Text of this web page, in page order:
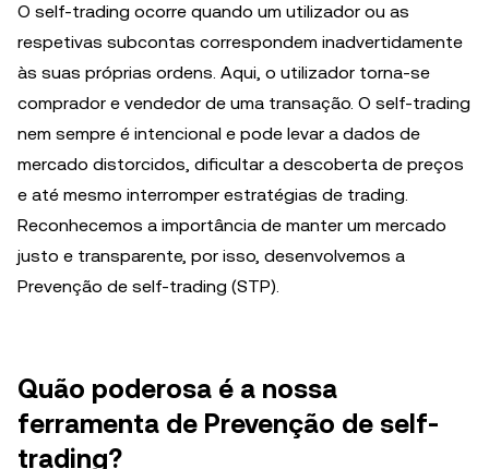
O self-trading ocorre quando um utilizador ou as
respetivas subcontas correspondem inadvertidamente
às suas próprias ordens. Aqui, o utilizador torna-se
comprador e vendedor de uma transação. O self-trading
nem sempre é intencional e pode levar a dados de
mercado distorcidos, dificultar a descoberta de preços
e até mesmo interromper estratégias de trading.
Reconhecemos a importância de manter um mercado
justo e transparente, por isso, desenvolvemos a
Prevenção de self-trading (STP).
Quão poderosa é a nossa
ferramenta de Prevenção de self-
trading?